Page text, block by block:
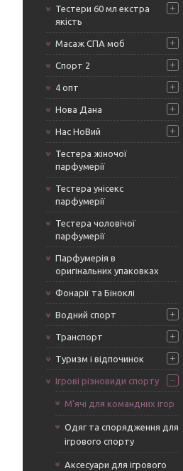
Тестери 60 мл екстра
якість
Масаж СПА моб
Спорт 2
4 опт
Нова Дана
Нас НоВий
Тестера жіночої
парфумерії
Тестера унісекс
парфумерії
Тестера чоловічої
парфумерії
Парфумерія в
оригінальних упаковках
Фонарії та Біноклі
Водний спорт
Транспорт
Туризм і відпочинок
Ігрові різновиди спорту
М'ячі для командних ігор
Одяг та спорядження для
ігрового спорту
Аксесуари для ігрового